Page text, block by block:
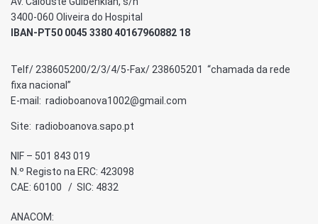
3400-060 Oliveira do Hospital
IBAN-PT50 0045 3380 40167960882 18
Telf/ 238605200/2/3/4/5-Fax/ 238605201 “chamada da rede
fixa nacional”
E-mail: radioboanova1002@gmail.com
Site: radioboanova.sapo.pt
NIF – 501 843 019
N.º Registo na ERC: 423098
CAE: 60100 / SIC: 4832
ANACOM: